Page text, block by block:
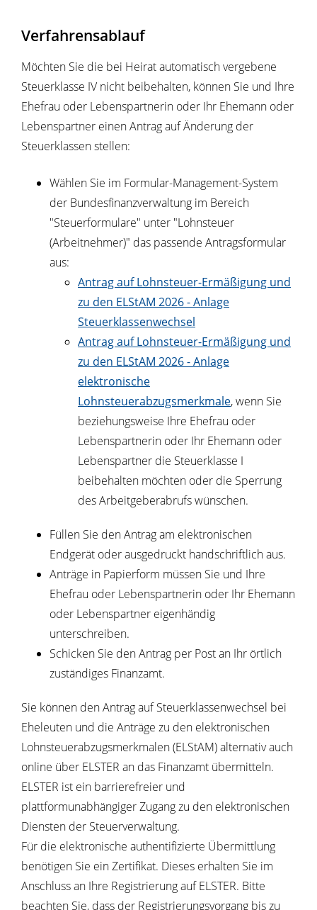
Verfahrensablauf
Möchten Sie die bei Heirat automatisch vergebene
Steuerklasse IV nicht beibehalten, können Sie und Ihre
Ehefrau oder Lebenspartnerin oder Ihr Ehemann oder
Lebenspartner einen Antrag auf Änderung der
Steuerklassen stellen:
Wählen Sie im Formular-Management-System
der Bundesfinanzverwaltung im Bereich
"Steuerformulare" unter "Lohnsteuer
(Arbeitnehmer)" das passende Antragsformular
aus:
Antrag auf Lohnsteuer-Ermäßigung und
zu den ELStAM 2026 - Anlage
Steuerklassenwechsel
Antrag auf Lohnsteuer-Ermäßigung und
zu den ELStAM 2026 - Anlage
elektronische
Lohnsteuerabzugsmerkmale, wenn Sie
beziehungsweise Ihre Ehefrau oder
Lebenspartnerin oder Ihr Ehemann oder
Lebenspartner die Steuerklasse I
beibehalten möchten oder die Sperrung
des Arbeitgeberabrufs wünschen.
Füllen Sie den Antrag am elektronischen
Endgerät oder ausgedruckt handschriftlich aus.
Anträge in Papierform müssen Sie und Ihre
Ehefrau oder Lebenspartnerin oder Ihr Ehemann
oder Lebenspartner eigenhändig
unterschreiben.
Schicken Sie den Antrag per Post an Ihr örtlich
zuständiges Finanzamt.
Sie können den Antrag auf Steuerklassenwechsel bei
Eheleuten und die Anträge zu den elektronischen
Lohnsteuerabzugsmerkmalen (ELStAM) alternativ auch
online über ELSTER an das Finanzamt übermitteln.
ELSTER ist ein barrierefreier und
plattformunabhängiger Zugang zu den elektronischen
Diensten der Steuerverwaltung.
Für die elektronische authentifizierte Übermittlung
benötigen Sie ein Zertifikat. Dieses erhalten Sie im
Anschluss an Ihre Registrierung auf ELSTER. Bitte
beachten Sie, dass der Registrierungsvorgang bis zu